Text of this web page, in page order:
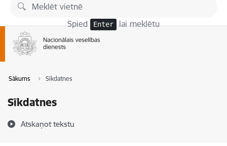
Pāriet uz lapas saturu
Spied Enter lai meklētu
Sākums Sīkdatnes
Sīkdatnes
Atskaņot tekstu